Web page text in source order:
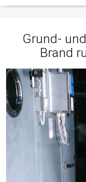
Grund-
Brand